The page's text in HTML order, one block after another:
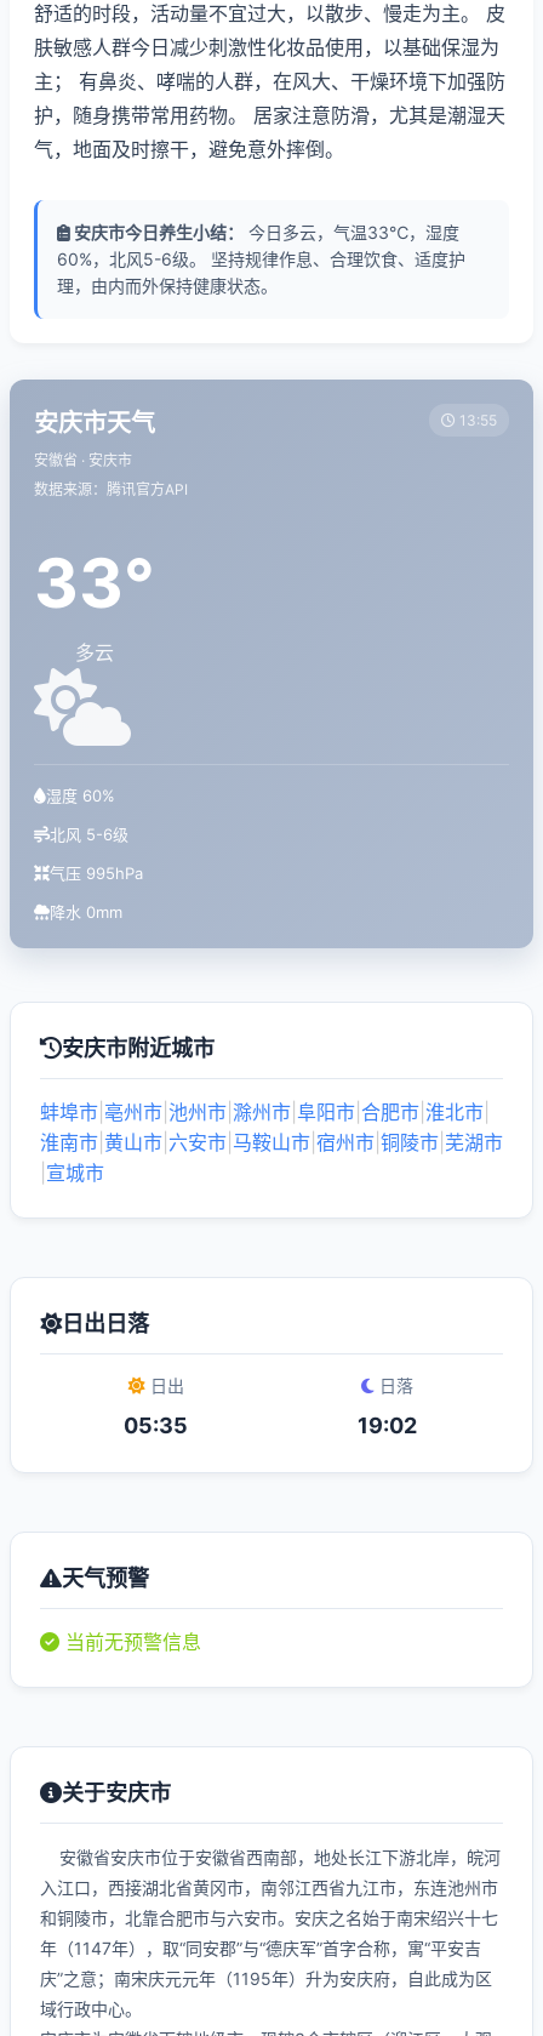
舒适的时段，活动量不宜过大，以散步、慢走为主。 皮
肤敏感人群今日减少刺激性化妆品使用，以基础保湿为
主； 有鼻炎、哮喘的人群，在风大、干燥环境下加强防
护，随身携带常用药物。 居家注意防滑，尤其是潮湿天
气，地面及时擦干，避免意外摔倒。
安庆市今日养生小结：
今日多云，气温33℃，湿度
60%，北风5-6级。 坚持规律作息、合理饮食、适度护
理，由内而外保持健康状态。
安庆市天气
安徽省 · 安庆市
数据来源：腾讯官方API
13:55
33°
多云
湿度 60%
北风 5-6级
气压 995hPa
降水 0mm
安庆市附近城市
蚌埠市 亳州市 池州市 滁州市 阜阳市 合肥市 淮北市
淮南市 黄山市 六安市 马鞍山市 宿州市 铜陵市 芜湖市
宣城市
日出日落
日出
05:35
日落
19:02
天气预警
当前无预警信息
关于安庆市
安徽省安庆市位于安徽省西南部，地处长江下游北岸，皖河
入江口，西接湖北省黄冈市，南邻江西省九江市，东连池州市
和铜陵市，北靠合肥市与六安市。安庆之名始于南宋绍兴十七
年（1147年），取“同安郡”与“德庆军”首字合称，寓“平安吉
庆”之意；南宋庆元元年（1195年）升为安庆府，自此成为区
域行政中心。